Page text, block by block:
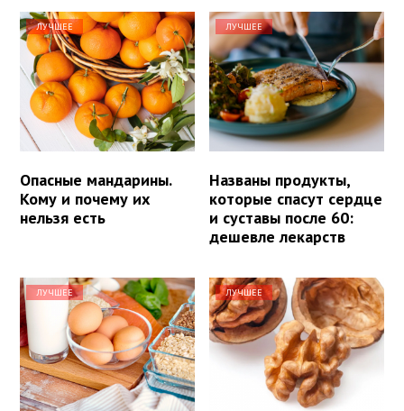
ЛУЧШЕЕ
Опасные мандарины.
Кому и почему их
нельзя есть
ЛУЧШЕЕ
Названы продукты,
которые спасут сердце
и суставы после 60:
дешевле лекарств
ЛУЧШЕЕ ЛУЧШЕЕ